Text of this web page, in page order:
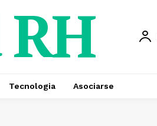
Tecnologia Asociarse